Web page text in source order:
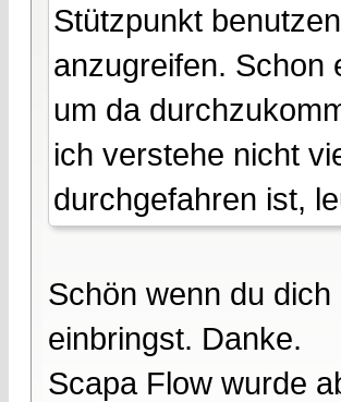
Stützpunkt
anzugreifen. Schon
um da
ich verstehe nicht
durchgefahren ist,
Schön wenn du
einbringst. Danke.
Scapa Flow wurde